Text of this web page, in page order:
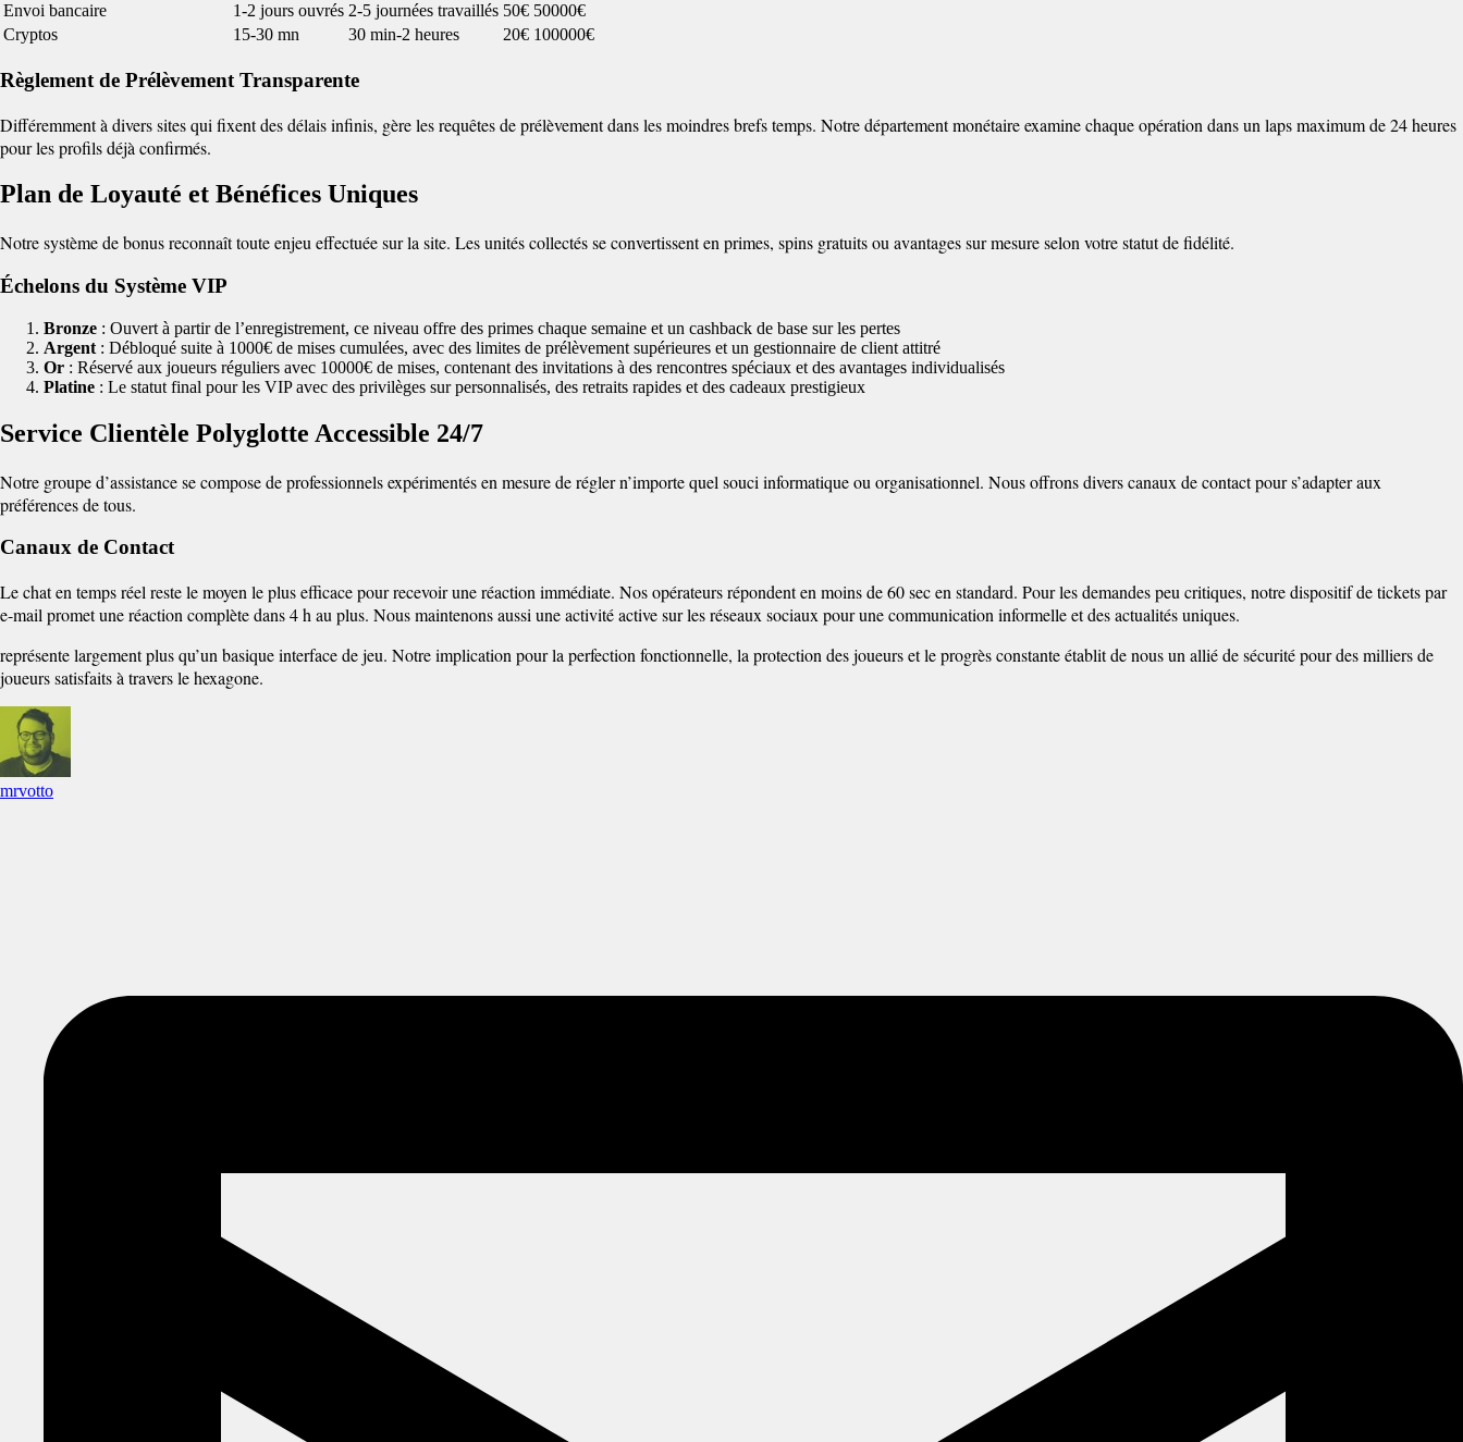
Envoi bancaire
1-2 jours ouvrés 2-5 journées travaillés 50€ 50000€
Cryptos
15-30 mn 30 min-2 heures 20€ 100000€
Règlement de Prélèvement Transparente
Différemment à divers sites qui fixent des délais infinis, gère les requêtes de prélèvement dans les moindres brefs temps. Notre département monétaire examine chaque opération dans un laps maximum de 24 heures
pour les profils déjà confirmés.
Plan de Loyauté et Bénéfices Uniques
Notre système de bonus reconnaît toute enjeu effectuée sur la site. Les unités collectés se convertissent en primes, spins gratuits ou avantages sur mesure selon votre statut de fidélité.
Échelons du Système VIP
Bronze : Ouvert à partir de l’enregistrement, ce niveau offre des primes chaque semaine et un cashback de base sur les pertes
Argent : Débloqué suite à 1000€ de mises cumulées, avec des limites de prélèvement supérieures et un gestionnaire de client attitré
Or : Réservé aux joueurs réguliers avec 10000€ de mises, contenant des invitations à des rencontres spéciaux et des avantages individualisés
Platine : Le statut final pour les VIP avec des privilèges sur personnalisés, des retraits rapides et des cadeaux prestigieux
Service Clientèle Polyglotte Accessible 24/7
Notre groupe d’assistance se compose de professionnels expérimentés en mesure de régler n’importe quel souci informatique ou organisationnel. Nous offrons divers canaux de contact pour s’adapter aux
préférences de tous.
Canaux de Contact
Le chat en temps réel reste le moyen le plus efficace pour recevoir une réaction immédiate. Nos opérateurs répondent en moins de 60 sec en standard. Pour les demandes peu critiques, notre dispositif de tickets par
e-mail promet une réaction complète dans 4 h au plus. Nous maintenons aussi une activité active sur les réseaux sociaux pour une communication informelle et des actualités uniques.
représente largement plus qu’un basique interface de jeu. Notre implication pour la perfection fonctionnelle, la protection des joueurs et le progrès constante établit de nous un allié de sécurité pour des milliers de
joueurs satisfaits à travers le hexagone.
mrvotto